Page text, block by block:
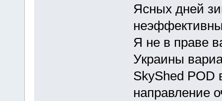
Ясных дней
Я не в праве
Украины
SkyShed POD
направление